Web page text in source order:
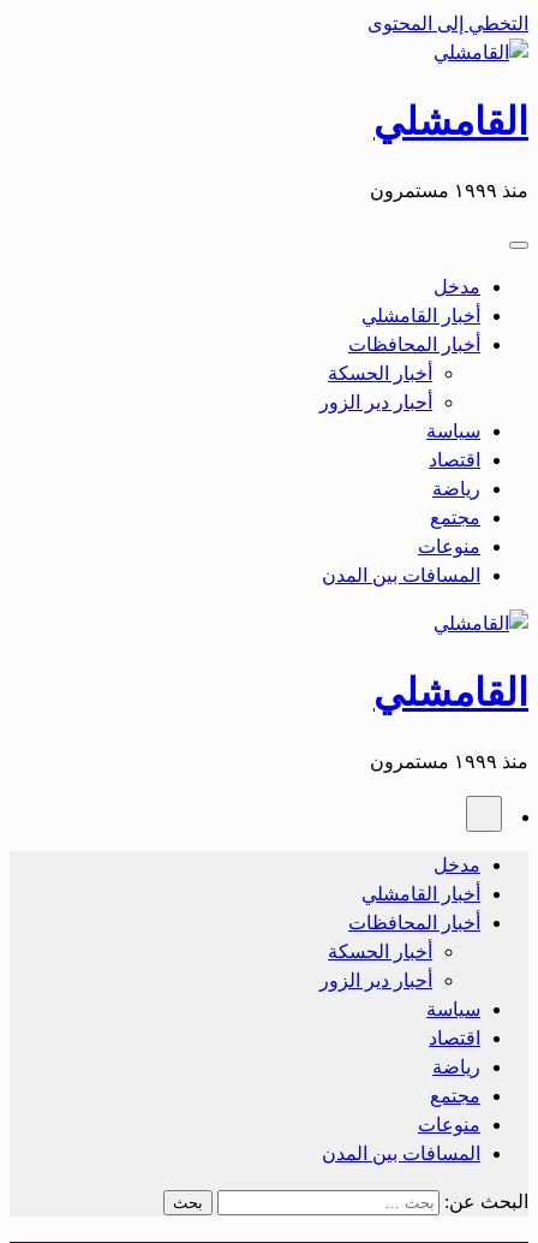
التخطي إلى المحتوى
القامشلي
منذ ١٩٩٩ مستمرون
مدخل
أخبار القامشلي
أخبار المحافظات
أخبار الحسكة
أحبار دير الزور
سياسة
اقتصاد
رياضة
مجتمع
منوعات
المسافات بين المدن
القامشلي
منذ ١٩٩٩ مستمرون
مدخل
أخبار القامشلي
أخبار المحافظات
أخبار الحسكة
أحبار دير الزور
سياسة
اقتصاد
رياضة
مجتمع
منوعات
المسافات بين المدن
البحث عن: